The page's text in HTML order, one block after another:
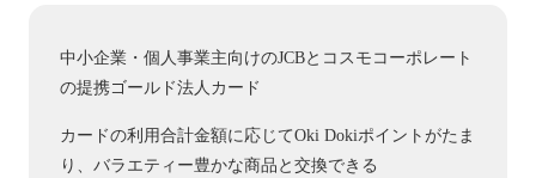
中小企業・個人事業主向けのJCBとコスモコーポレート
の提携ゴールド法人カード
カードの利用合計金額に応じてOki Dokiポイントがたま
り、バラエティー豊かな商品と交換できる